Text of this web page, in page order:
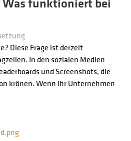
Was funktioniert bei
Diese Frage ist derzeit
In den sozialen Medien
und Screenshots, die
krönen. Wenn Ihr Unternehmen